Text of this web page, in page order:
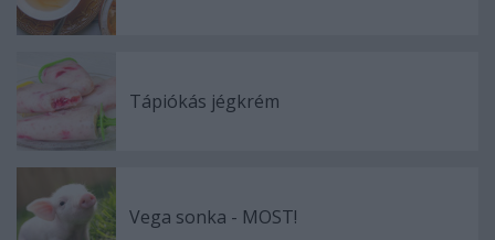
Tápiókás jégkrém
Vega sonka - MOST!